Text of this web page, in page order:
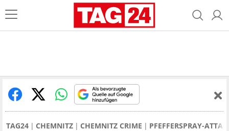
TAG24 CHEMNITZ CHEMNITZ CRIME PFEFFERSPRAY-